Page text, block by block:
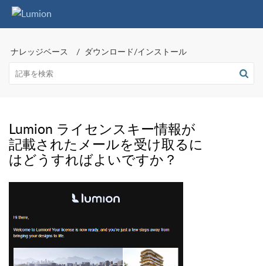
ナレッジベース ダウンロード/インストール
Lumion ライセンスキー情報が
記載されたメールを受け取るに
はどうすればよいですか？